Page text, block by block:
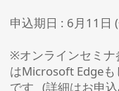
申込期日 : 6月11日
※オンラインセミ
はMicrosoft Edge
です (詳細はお申